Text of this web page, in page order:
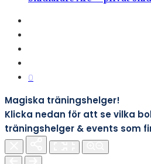
0
Magiska träningshelger!
Klicka nedan för att se vilka
träningshelger & events som